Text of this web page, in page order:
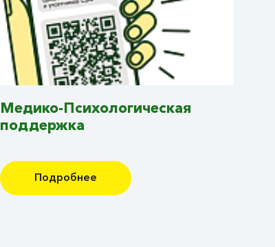
Медико-Психологическая
поддержка
Подробнее